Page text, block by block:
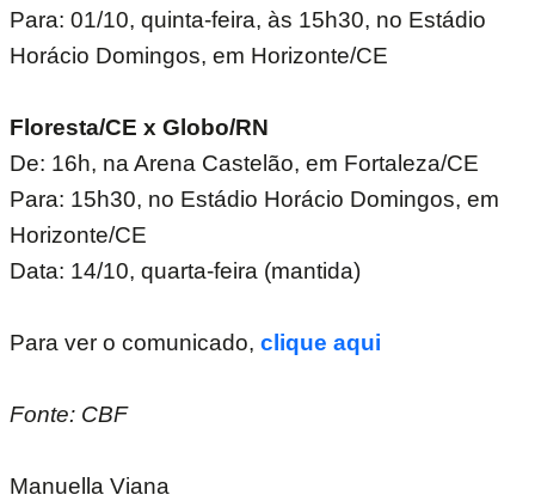
Para: 01/10, quinta-feira, às 15h30, no Estádio
Horácio Domingos, em Horizonte/CE
Floresta/CE x Globo/RN
De: 16h, na Arena Castelão, em Fortaleza/CE
Para: 15h30, no Estádio Horácio Domingos, em
Horizonte/CE
Data: 14/10, quarta-feira (mantida)
Para ver o comunicado, clique aqui
Fonte: CBF
Manuella Viana